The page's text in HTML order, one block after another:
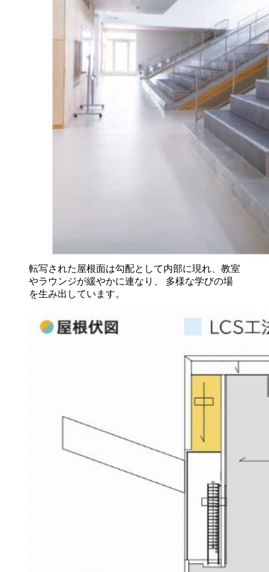
転写された屋根面は勾配として内部に現れ、教室
やラウンジが緩やかに連なり、 多様な学びの場
を生み出しています。